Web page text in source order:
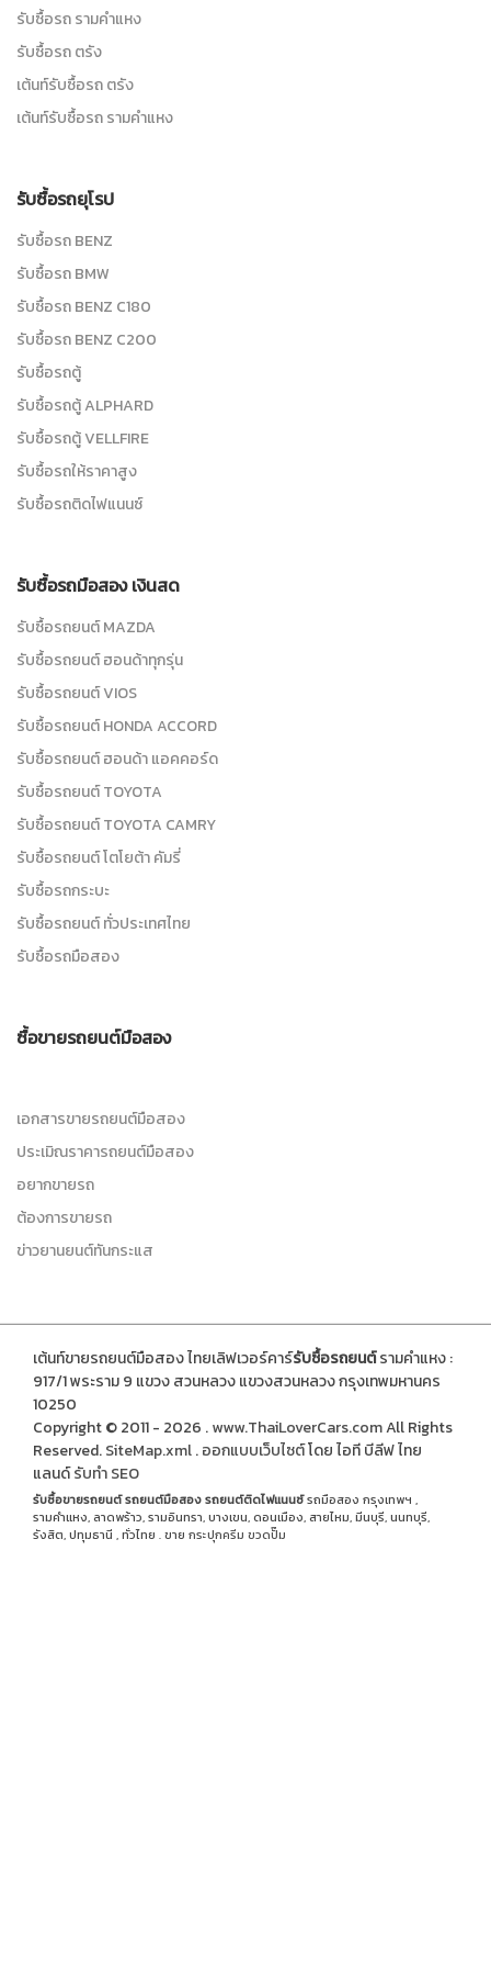
รับซื้อรถ รามคำแหง
รับซื้อรถ ตรัง
เต้นท์รับซื้อรถ ตรัง
เต้นท์รับซื้อรถ รามคำแหง
รับซื้อรถยุโรป
รับซื้อรถ BENZ
รับซื้อรถ BMW
รับซื้อรถ BENZ C180
รับซื้อรถ BENZ C200
รับซื้อรถตู้
รับซื้อรถตู้ ALPHARD
รับซื้อรถตู้ VELLFIRE
รับซื้อรถให้ราคาสูง
รับซื้อรถติดไฟแนนซ์
รับซื้อรถมือสอง เงินสด
รับซื้อรถยนต์ MAZDA
รับซื้อรถยนต์ ฮอนด้าทุกรุ่น
รับซื้อรถยนต์ VIOS
รับซื้อรถยนต์ HONDA ACCORD
รับซื้อรถยนต์ ฮอนด้า แอคคอร์ด
รับซื้อรถยนต์ TOYOTA
รับซื้อรถยนต์ TOYOTA CAMRY
รับซื้อรถยนต์ โตโยต้า คัมรี่
รับซื้อรถกระบะ
รับซื้อรถยนต์ ทั่วประเทศไทย
รับซื้อรถมือสอง
ซื้อขายรถยนต์มือสอง
เอกสารขายรถยนต์มือสอง
ประเมิณราคารถยนต์มือสอง
อยากขายรถ
ต้องการขายรถ
ข่าวยานยนต์ทันกระแส
เต้นท์ขายรถยนต์มือสอง ไทยเลิฟเวอร์คาร์รับซื้อรถยนต์รามคำแหง :
917/1 พระราม 9 แขวง สวนหลวง แขวงสวนหลวง กรุงเทพมหานคร
10250
Copyright © 2011 - 2026 .www.ThaiLoverCars.comAll Rights
Reserved.SiteMap.xml.ออกแบบเว็บไซต์โดย ไอที บีลีฟ ไทย
แลนด์รับทำ SEO
รับซื้อขายรถยนต์รถยนต์มือสองรถยนต์ติดไฟแนนซ์รถมือสอง กรุงเทพฯ ,
รามคำแหง, ลาดพร้าว, รามอินทรา, บางเขน, ดอนเมือง, สายไหม, มีนบุรี, นนทบุรี,
รังสิต, ปทุมธานี , ทั่วไทย . ขาย กระปุกครีม ขวดปั๊ม